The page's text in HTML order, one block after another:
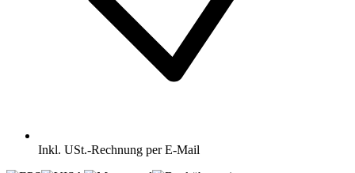
Inkl. USt.-Rechnung per E-Mail